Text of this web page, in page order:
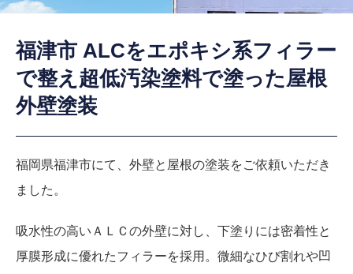
福津市 ALCをエポキシ系フィラー
で整え超低汚染塗料で塗った屋根
外壁塗装
福岡県福津市にて、外壁と屋根の塗装をご依頼いただき
ました。
吸水性の高いＡＬＣの外壁に対し、下塗りには密着性と
厚膜形成に優れたフィラーを採用。微細なひび割れや凹